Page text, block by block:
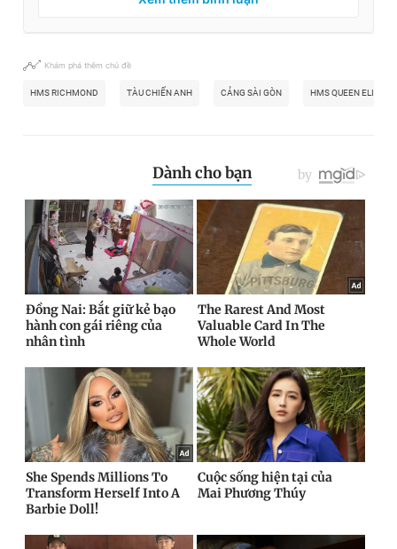
Khám phá thêm chủ đề
HMS RICHMOND TÀU CHIẾN ANH CẢNG SÀI GÒN HMS QUEEN